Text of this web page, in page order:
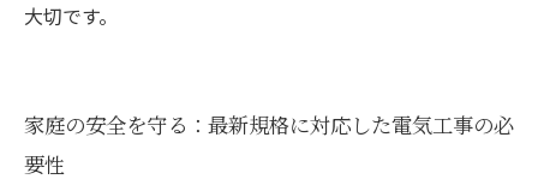
大切です。
家庭の安全を守る：最新規格に対応した電気工事の必
要性